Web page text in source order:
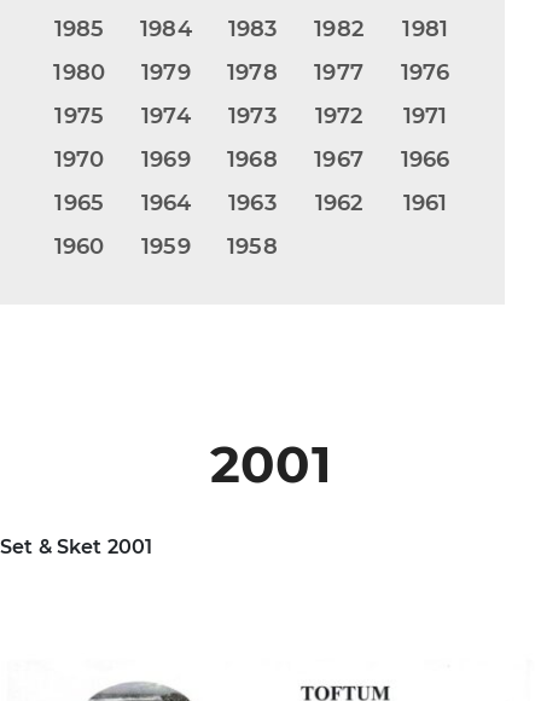
1985
1984 1983 1982
1981
1980
1979 1978 1977
1976
1975
1974 1973 1972
1971
1970
1969 1968 1967
1966
1965
1964 1963 1962
1961
1960
1959 1958
2001
Set & Sket 2001